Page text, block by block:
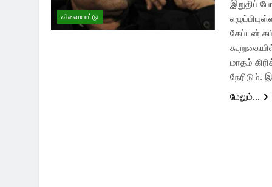
விளையாட்டு
இறுதிப்
கேப்டன்
மாதம்
மேலும்...